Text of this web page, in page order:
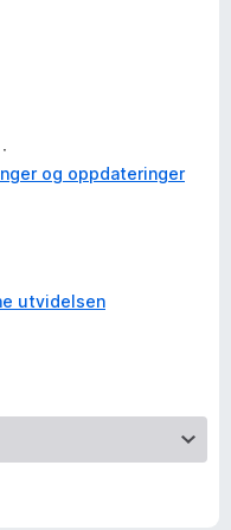
og oppdateringer
utvidelsen